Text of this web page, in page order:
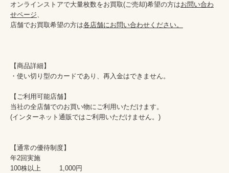
オンラインストアで大量枚数をお買取(ご売却)希望の方はお問い合わ
せページ、
店舗でお買取希望の方は各店舗にお問い合わせください。
【商品詳細】
・使い切り型のカードであり、再入金はできません。
【ご利用可能店舗】
当社の全店舗でのお買い物にご利用いただけます。
(インターネット通販ではご利用いただけません。)
【通常の優待制度】
年2回実施
100株以上	        1,000円